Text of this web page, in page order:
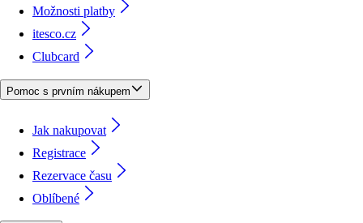
Možnosti platby
itesco.cz
Clubcard
Pomoc s prvním nákupem
Jak nakupovat
Registrace
Rezervace času
Oblíbené